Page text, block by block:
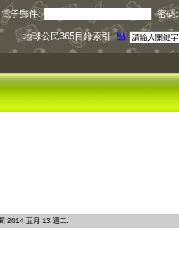
電子郵件: 密
地球公民365目錄索引點我下載
2014 五月 13 週二.